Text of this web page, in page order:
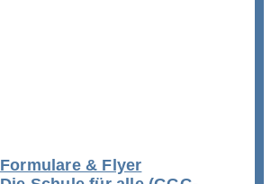
Formulare & Flyer